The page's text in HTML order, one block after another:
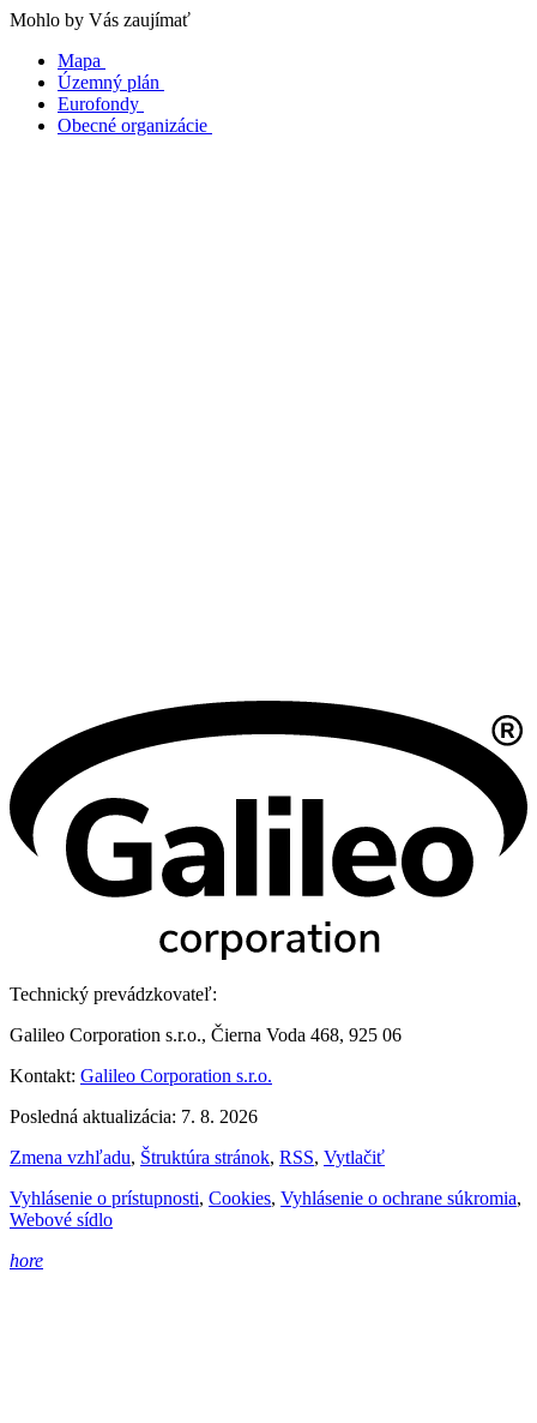
Mohlo by Vás zaujímať
Mapa
Územný plán
Eurofondy
Obecné organizácie
Technický prevádzkovateľ:
Galileo Corporation s.r.o., Čierna Voda 468, 925 06
Kontakt: Galileo Corporation s.r.o.
Posledná aktualizácia: 7. 8. 2026
Zmena vzhľadu, Štruktúra stránok, RSS, Vytlačiť
Vyhlásenie o prístupnosti, Cookies, Vyhlásenie o ochrane súkromia,
Webové sídlo
hore